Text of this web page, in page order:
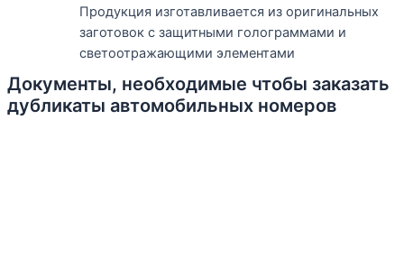
Продукция изготавливается из оригинальных
заготовок с защитными голограммами и
светоотражающими элементами
Документы, необходимые чтобы заказать
дубликаты автомобильных номеров